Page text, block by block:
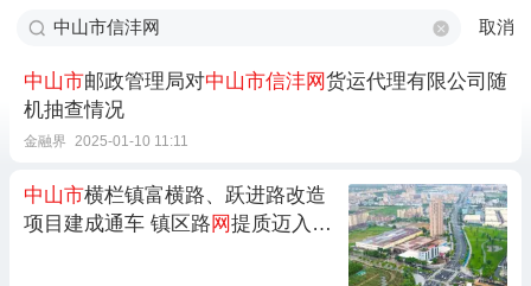
取消
中山市邮政管理局对中山市信沣网货运代理有限公司随
机抽查情况
金融界 2025-01-10 11:11
中山市横栏镇富横路、跃进路改造
项目建成通车 镇区路网提质迈入新